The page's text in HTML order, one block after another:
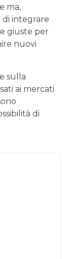
ma,
di integrare
giuste per
nuovi
sulla
ai mercati
di